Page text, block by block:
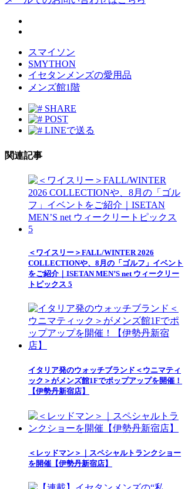
スマイソン
SMYTHON
イセタンメンズの愛用品
メンズ館1階
SHARE
POST
LINEで送る
関連記事
＜ワイスリー＞FALL/WINTER 2026
COLLECTIONや、8月の「ゴルフ」イベント
をご紹介｜ISETAN MEN’S net ウィークリー
トピックス 5
イタリア発のウォッチブランド＜ウニマティ
ック＞がメンズ館1Fでポップアップを開催！
【伊勢丹新宿店】
＜レッドマン＞｜スペシャルトランクショー
を開催【伊勢丹新宿店】